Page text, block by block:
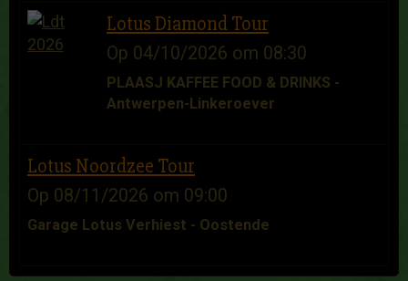
Lotus Diamond Tour
Op 04/10/2026 om 08:30
PLAASJ KAFFEE FOOD & DRINKS -
Antwerpen-Linkeroever
Lotus Noordzee Tour
Op 08/11/2026 om 09:00
Garage Lotus Verhiest - Oostende